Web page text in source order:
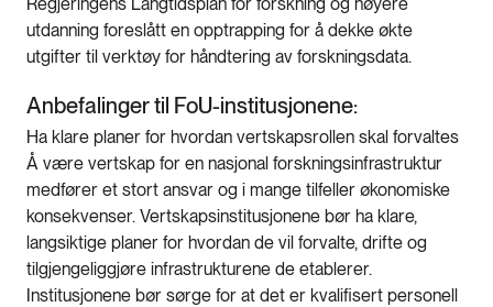
utdanning foreslått en opptrapping for å dekke økte
utgifter til verktøy for håndtering av forskningsdata.
Anbefalinger til FoU-institusjonene:
Ha klare planer for hvordan vertskapsrollen skal forvaltes
Å være vertskap for en nasjonal forskningsinfrastruktur
medfører et stort ansvar og i mange tilfeller økonomiske
konsekvenser. Vertskapsinstitusjonene bør ha klare,
langsiktige planer for hvordan de vil forvalte, drifte og
tilgjengeliggjøre infrastrukturene de etablerer.
Institusjonene bør sørge for at det er kvalifisert personell